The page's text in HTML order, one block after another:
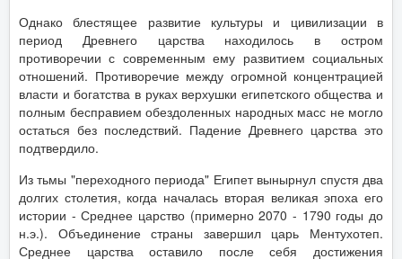
Однако блестящее развитие культуры и цивилизации в
период Древнего царства находилось в остром
противоречии с современным ему развитием социальных
отношений. Противоречие между огромной концентрацией
власти и богатства в руках верхушки египетского общества и
полным бесправием обездоленных народных масс не могло
остаться без последствий. Падение Древнего царства это
подтвердило.
Из тьмы "переходного периода" Египет вынырнул спустя два
долгих столетия, когда началась вторая великая эпоха его
истории - Среднее царство (примерно 2070 - 1790 годы до
н.э.). Объединение страны завершил царь Ментухотеп.
Среднее царства оставило после себя достижения